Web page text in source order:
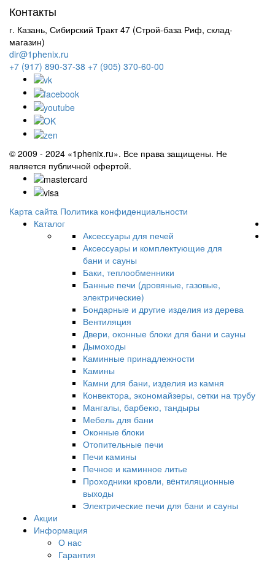
Контакты
г. Казань, Сибирский Тракт 47 (Строй-база Риф, склад-
магазин)
dir@1phenix.ru
+7 (917) 890-37-38 +7 (905) 370-60-00
© 2009 - 2024 «1phenix.ru». Все права защищены. Не
является публичной офертой.
Карта сайта Политика конфиденциальности
Каталог
Аксессуары для печей
Аксессуары и комплектующие для
бани и сауны
Баки, теплообменники
Банные печи (дровяные, газовые,
электрические)
Бондарные и другие изделия из дерева
Вентиляция
Двери, оконные блоки для бани и сауны
Дымоходы
Каминные принадлежности
Камины
Камни для бани, изделия из камня
Конвектора, экономайзеры, сетки на трубу
Мангалы, барбекю, тандыры
Мебель для бани
Оконные блоки
Отопительные печи
Печи камины
Печное и каминное литье
Проходники кровли, вeнтиляционные
выходы
Электрические печи для бани и сауны
Акции
Информация
О нас
Гарантия